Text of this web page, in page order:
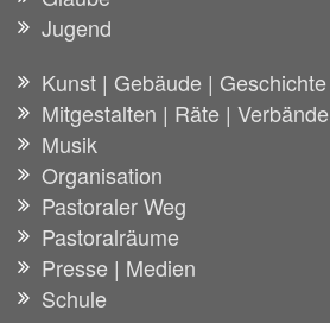
Jugend
Kunst | Gebäude | Geschichte
Mitgestalten | Räte | Verbände
Musik
Organisation
Pastoraler Weg
Pastoralräume
Presse | Medien
Schule